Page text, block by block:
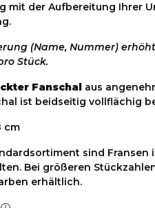
mit der Aufbereitung Ihrer
(Name, Nummer)
Stück.
Fanschalaus
ist beidseitig vollflächig
cm
sind Fransen
Bei größeren
erhältlich.